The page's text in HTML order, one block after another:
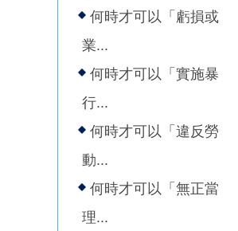
何時才可以「虧損或
業...
何時才可以「實施暴
行...
何時才可以「違反勞
動...
何時才可以「無正當
理...